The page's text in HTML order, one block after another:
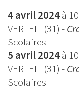
4 avril 2024à
VERFEIL (31) -
Scolaires
5 avril 2024à
VERFEIL (31) -
Scolaires